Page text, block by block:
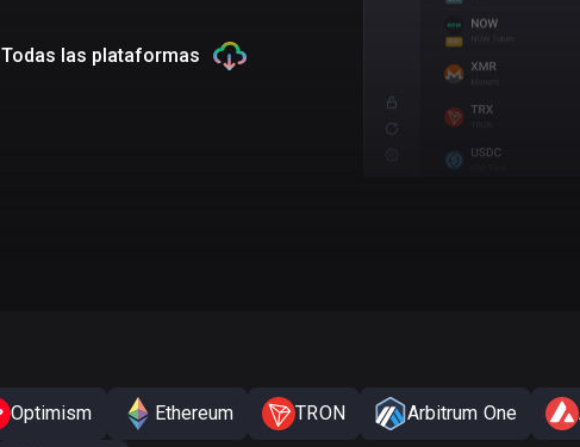
Todas las plataformas
Optimism Ethereum TRON Arbitrum One